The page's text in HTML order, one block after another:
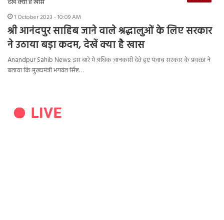
1 October 2023 - 10:09 AM
श्री आनंदपुर साहिब जाने वाले श्रद्धालुओं के लिए सरकार
ने उठाया बड़ा कदम, देखें क्या है खास
Anandpur Sahib News: इस बारे में अधिक जानकारी देते हुए पंजाब सरकार के प्रवक्ता ने
बताया कि मुख्यमंत्री भगवंत सिंह…